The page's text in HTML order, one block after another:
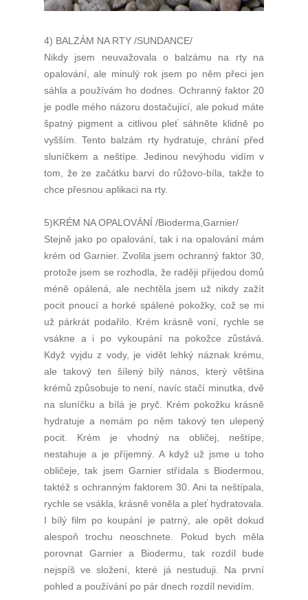
4) BALZÁM NA RTY /SUNDANCE/
Nikdy jsem neuvažovala o balzámu na rty na
opalování, ale minulý rok jsem po něm přeci jen
sáhla a používám ho dodnes. Ochranný faktor 20
je podle mého názoru dostačující, ale pokud máte
špatný pigment a citlivou pleť sáhněte klidně po
vyšším. Tento balzám rty hydratuje, chrání před
sluníčkem a neštípe. Jedinou nevýhodu vidím v
tom, že ze začátku barví do růžovo-bíla, takže to
chce přesnou aplikaci na rty.
5)KRÉM NA OPALOVÁNÍ /Bioderma,Garnier/
Stejně jako po opalování, tak i na opalování mám
krém od Garnier. Zvolila jsem ochranný faktor 30,
protože jsem se rozhodla, že raději přijedou domů
méně opálená, ale nechtěla jsem už nikdy zažít
pocit pnoucí a horké spálené pokožky, což se mi
už párkrát podařilo. Krém krásně voní, rychle se
vsákne a i po vykoupání na pokožce zůstává.
Když vyjdu z vody, je vidět lehký náznak krému,
ale takový ten šílený bílý nános, který většina
krémů způsobuje to není, navíc stačí minutka, dvě
na sluníčku a bílá je pryč. Krém pokožku krásně
hydratuje a nemám po něm takový ten ulepený
pocit. Krém je vhodný na obličej, neštípe,
nestahuje a je příjemný. A když už jsme u toho
obličeje, tak jsem Garnier střídala s Biodermou,
taktéž s ochranným faktorem 30. Ani ta neštípala,
rychle se vsákla, krásně voněla a pleť hydratovala.
I bílý film po koupání je patrný, ale opět dokud
alespoň trochu neoschnete. Pokud bych měla
porovnat Garnier a Biodermu, tak rozdíl bude
nejspíš ve složení, které já nestuduji. Na první
pohled a používání po pár dnech rozdíl nevidím.